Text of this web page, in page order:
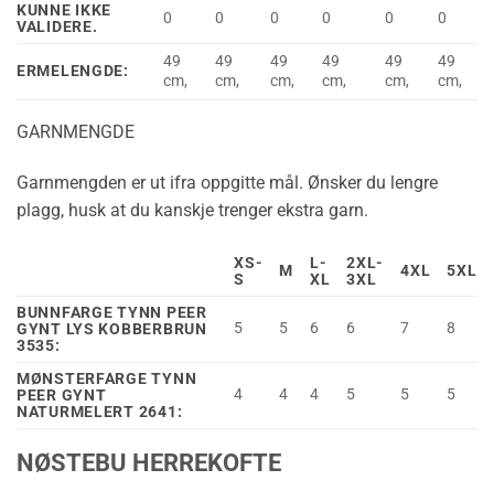
KUNNE IKKE
VALIDERE.
0 0 0 0 0 0
ERMELENGDE:
49
cm,
49
cm,
49
cm,
49
cm,
49
cm,
49
cm,
GARNMENGDE
Garnmengden er ut ifra oppgitte mål. Ønsker du lengre
plagg, husk at du kanskje trenger ekstra garn.
XS-
S
M
L-
XL
2XL-
3XL
4XL 5XL
BUNNFARGE TYNN PEER
GYNT LYS KOBBERBRUN
3535:
5 5 6 6 7 8
MØNSTERFARGE TYNN
PEER GYNT
NATURMELERT 2641:
4 4 4 5 5 5
NØSTEBU HERREKOFTE